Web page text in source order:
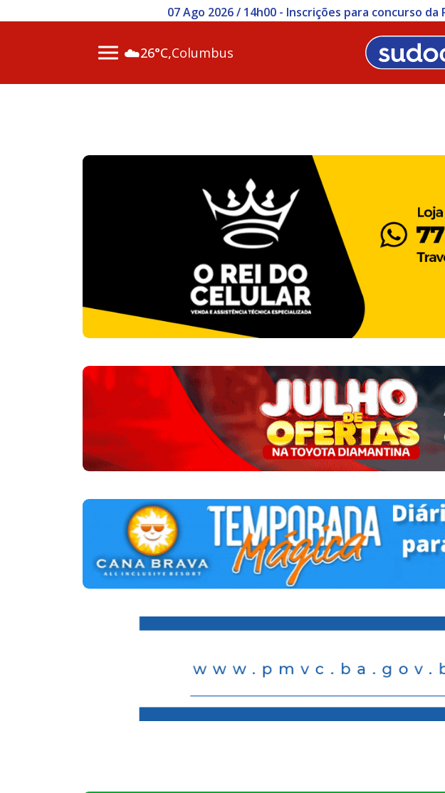
07 Ago 2026 / 14h00 - Inscrições para concurso
☁️26°C,Columbus